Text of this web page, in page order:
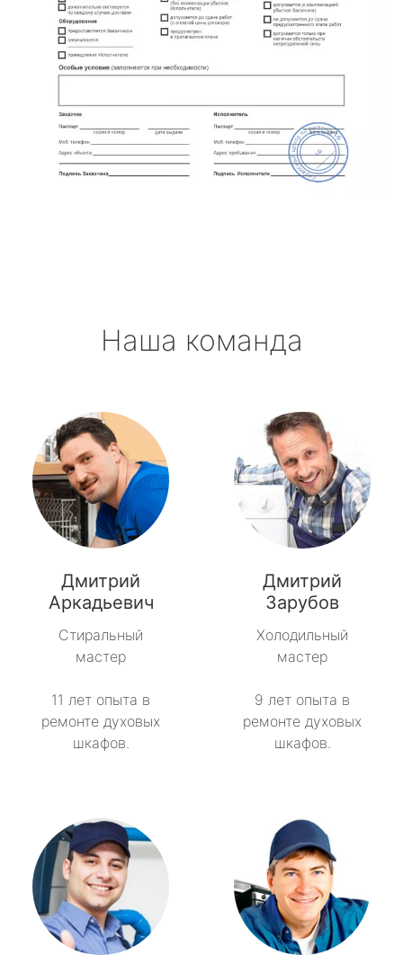
Наша команда
Дмитрий
Аркадьевич
Стиральный
мастер
11 лет опыта в
ремонте духовых
шкафов.
Дмитрий
Зарубов
Холодильный
мастер
9 лет опыта в
ремонте духовых
шкафов.